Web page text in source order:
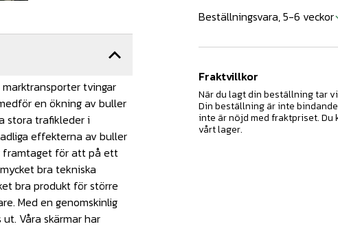
tvingar
en ökning av buller
stora trafikleder i
effekterna av buller
framtaget för att på ett
bra tekniska
bra produkt för större
Med en genomskinlig
Våra skärmar har
Beställningsvara, 5-6 veckor
Fraktvillkor
När du lagt din beställning tar
Din beställning är inte
inte är nöjd med fraktpriset.
vårt lager.